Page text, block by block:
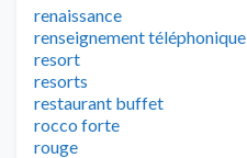
renaissance
renseignement téléphonique
resort
resorts
restaurant buffet
rocco forte
rouge